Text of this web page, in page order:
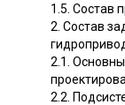
1.5. Состав
2. Состав
2.1.
2.2.